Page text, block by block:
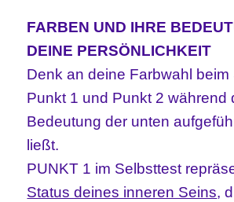
FARBEN UND IHRE
DEINE PERSÖNLICHKEIT
Denk an deine Farbwahl beim
Punkt 1 und Punkt 2 während
Bedeutung der unten
ließt.
PUNKT 1 im Selbsttest
Status deines inneren Seins,